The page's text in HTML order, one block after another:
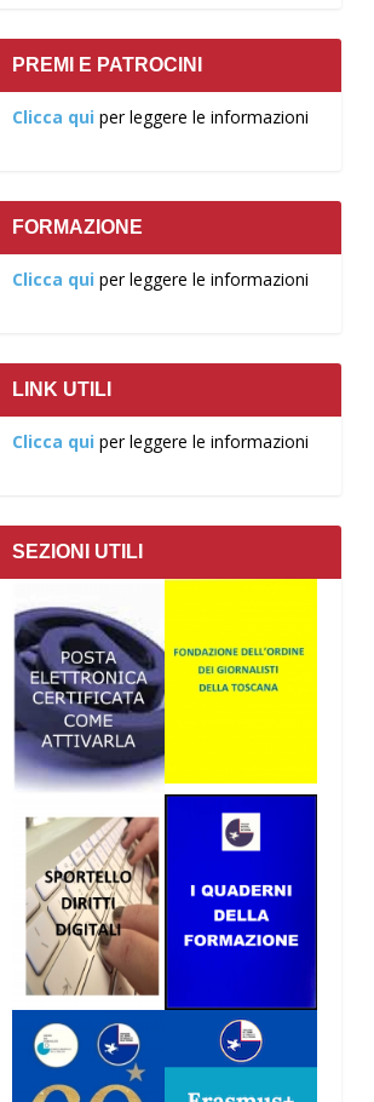
PREMI E PATROCINI
Clicca qui per leggere le informazioni
FORMAZIONE
Clicca qui per leggere le informazioni
LINK UTILI
Clicca qui per leggere le informazioni
SEZIONI UTILI